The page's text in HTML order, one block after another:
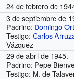
24 de febrero de
3 de septiembre de
Padrino: Domingo
Testigo:Carlos
Vázquez
29 de abril de 1945.
Padrino: Pepe
Testigo: M. de